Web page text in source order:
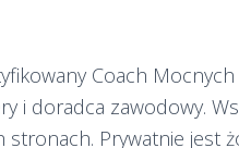
Coach
i doradca zawodowy.
Prywatnie jest